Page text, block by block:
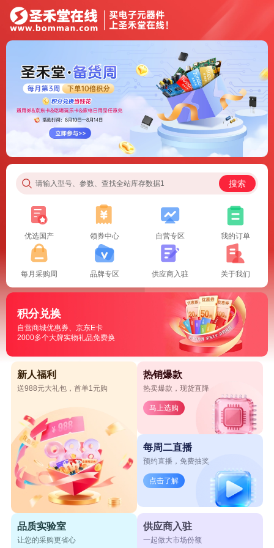
请输入型号、参数、查找全站库存数据1 搜索
优选国产 领券中心 自营专区 我的订单
每月采购周 品牌专区 供应商入驻 关于我们
积分兑换
自营商城优惠券、京东E卡
2000多个大牌实物礼品免费换
新人福利
送988元大礼包，首单1元购
热销爆款
热卖爆款，现货直降
马上选购
每周二直播
预约直播，免费抽奖
点击了解
品质实验室
让您的采购更省心
供应商入驻
一起做大市场份额